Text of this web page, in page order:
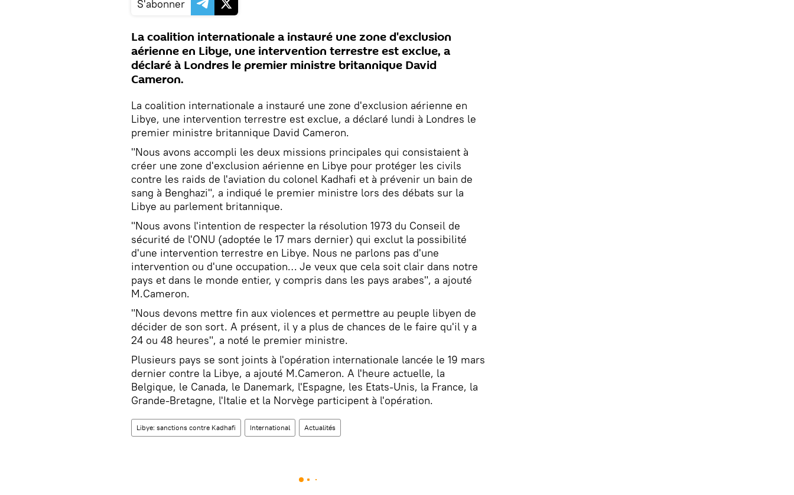
S'abonner
La coalition internationale a instauré une zone d'exclusion
aérienne en Libye, une intervention terrestre est exclue, a
déclaré à Londres le premier ministre britannique David
Cameron.
La coalition internationale a instauré une zone d'exclusion aérienne en
Libye, une intervention terrestre est exclue, a déclaré lundi à Londres le
premier ministre britannique David Cameron.
"Nous avons accompli les deux missions principales qui consistaient à
créer une zone d'exclusion aérienne en Libye pour protéger les civils
contre les raids de l'aviation du colonel Kadhafi et à prévenir un bain de
sang à Benghazi", a indiqué le premier ministre lors des débats sur la
Libye au parlement britannique.
"Nous avons l'intention de respecter la résolution 1973 du Conseil de
sécurité de l'ONU (adoptée le 17 mars dernier) qui exclut la possibilité
d'une intervention terrestre en Libye. Nous ne parlons pas d'une
intervention ou d'une occupation… Je veux que cela soit clair dans notre
pays et dans le monde entier, y compris dans les pays arabes", a ajouté
M.Cameron.
"Nous devons mettre fin aux violences et permettre au peuple libyen de
décider de son sort. A présent, il y a plus de chances de le faire qu'il y a
24 ou 48 heures", a noté le premier ministre.
Plusieurs pays se sont joints à l'opération internationale lancée le 19 mars
dernier contre la Libye, a ajouté M.Cameron. A l'heure actuelle, la
Belgique, le Canada, le Danemark, l'Espagne, les Etats-Unis, la France, la
Grande-Bretagne, l'Italie et la Norvège participent à l'opération.
Libye: sanctions contre Kadhafi International Actualités